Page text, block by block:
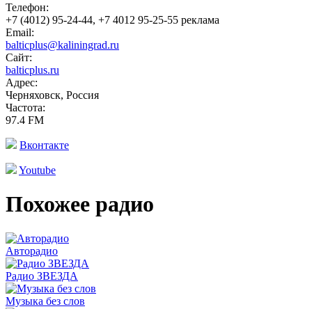
Телефон:
+7 (4012) 95-24-44, +7 4012 95-25-55 реклама
Email:
balticplus@kaliningrad.ru
Сайт:
balticplus.ru
Адрес:
Черняховск, Россия
Частота:
97.4 FM
Вконтакте
Youtube
Похожее радио
Авторадио
Радио ЗВЕЗДА
Музыка без слов